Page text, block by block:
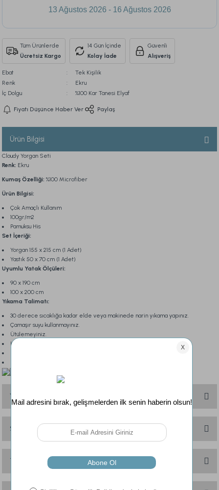
13 Ağustos 2026 - 16 Ağustos 2026
Tüm Ürünlerde
Ücretsiz Kargo
14 Gün İçinde
Kolay İade
Güvenli
Alışveriş
Ebat
Tek Kişilik
Renk
Ekru
İç Dolgu
%100 Kar Tanesi Elyaf
Fiyatı Düşünce Haber Ver Paylaş
Ürün Bilgisi
Cloudy Yorgan Seti
Renk: Ekru
Kumaş Özelliği: %100 Microfiber
Ürün Bilgisi:
Çok Amaçlı Kullanım
100gr/m2
Pamuksu His
Set İçeriği:
Yorgan 155 x 215 cm (1 Adet)
Yastık 50 x 70 cm (1 Adet)
Uyumlu Yatak Ölçüleri:
90 x 190 cm
100 x 200 cm
Yıkama Talimatı:
30 derece sıcaklığa kadar elde veya makinede narin yıkama yapınız.
Çamaşır suyu kullanmayınız.
Ütülemeyiniz.
Kurutma makinelerinde kurutmayınız.
Yorumlar
Bu ürüne ilk yorumu siz yapın!
Yorum Yaz
Soru & Cevap
Ürün hakkında henüz soru sorulmamış.
Taksit Seçenekleri